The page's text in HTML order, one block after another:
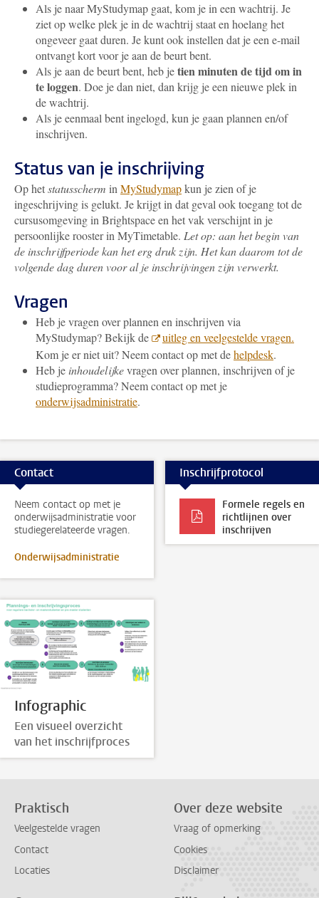
Als je naar MyStudymap gaat, kom je in een wachtrij. Je
ziet op welke plek je in de wachtrij staat en hoelang het
ongeveer gaat duren. Je kunt ook instellen dat je een e-mail
ontvangt kort voor je aan de beurt bent.
Als je aan de beurt bent, heb jetien minuten de tijdom in
te loggen. Doe je dan niet, dan krijg je een nieuwe plek in
de wachtrij.
Als je eenmaal bent ingelogd, kun je gaan plannen en/of
inschrijven.
Status van je inschrijving
Op hetstatusscherm in MyStudymapkun je zien of je
ingeschrijving is gelukt. Je krijgt in dat geval ook toegang tot de
cursusomgeving in Brightspace en het vak verschijnt in je
persoonlijke rooster in MyTimetable. Let op: aan het begin van
de inschrijfperiode kan het erg druk zijn. Het kan daarom tot de
volgende dag duren voor al je inschrijvingen zijn verwerkt.
Vragen
Heb je vragen over plannen en inschrijven via
MyStudymap? Bekijk de
uitleg en veelgestelde vragen.
Kom je er niet uit? Neem contact op met dehelpdesk.
Heb je inhoudelijkevragen over plannen, inschrijven of je
studieprogramma? Neem contact op met je
onderwijsadministratie.
Contact
Neem contact op met je
onderwijsadministratie voor
studiegerelateerde vragen.
Onderwijsadministratie
Inschrijfprotocol
Formele regels en
richtlijnen over
inschrijven
Infographic
Een visueel overzicht
van het inschrijfproces
Praktisch
Veelgestelde vragen
Contact
Locaties
Over deze website
Vraag of opmerking
Cookies
Disclaimer